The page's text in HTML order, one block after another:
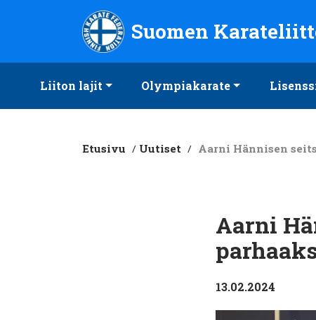
Suomen Karateliitto ry
Suomen
Liiton lajit Olympiakarate
Etusivu / Uutiset / Aarni Hännisen
Aarni
13.02.2024